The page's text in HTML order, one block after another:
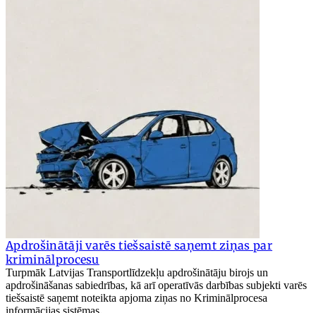
Apdrošinātāji varēs tiešsaistē saņemt ziņas par
kriminālprocesu
Turpmāk Latvijas Transportlīdzekļu apdrošinātāju birojs un
apdrošināšanas sabiedrības, kā arī operatīvās darbības subjekti varēs
tiešsaistē saņemt noteikta apjoma ziņas no Kriminālprocesa
informācijas sistēmas.